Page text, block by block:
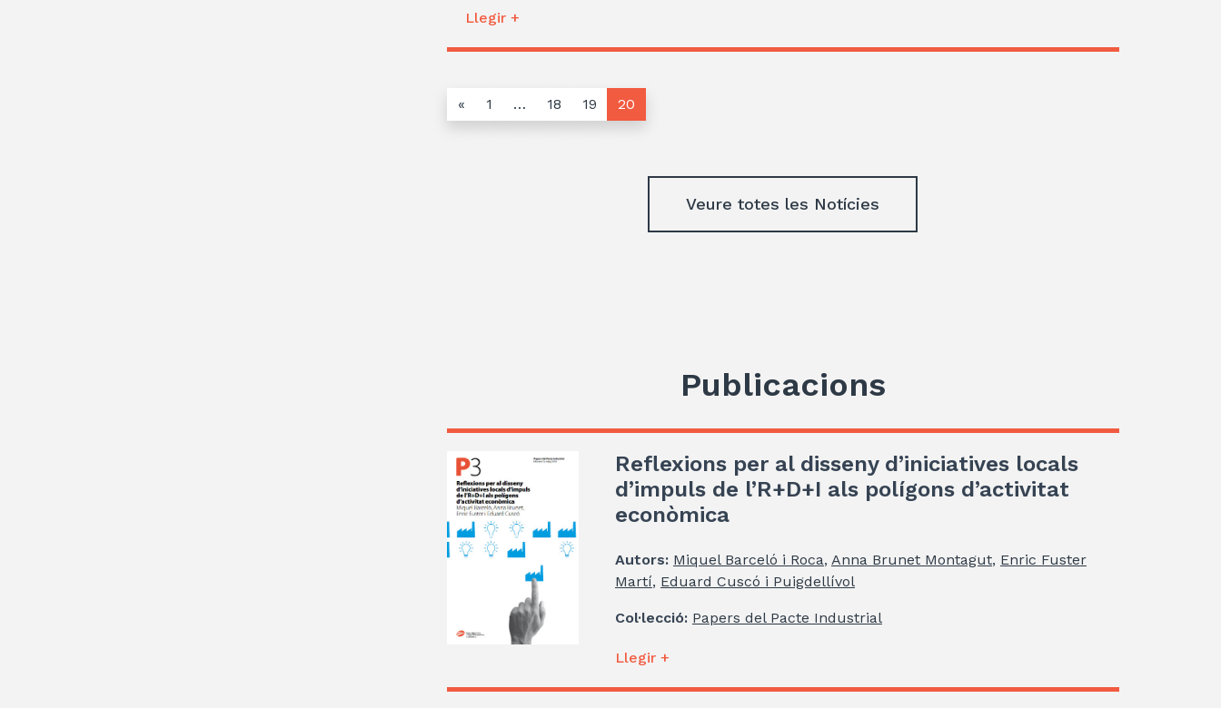
Llegir +
« 1 … 18 19 20
Veure totes les Notícies
Publicacions
Reflexions per al disseny d’iniciatives locals
d’impuls de l’R+D+I als polígons d’activitat
econòmica
Autors: Miquel Barceló i Roca, Anna Brunet Montagut, Enric Fuster
Martí, Eduard Cuscó i Puigdellívol
Col·lecció: Papers del Pacte Industrial
Llegir +